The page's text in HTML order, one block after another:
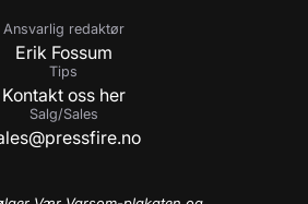
Ansvarlig redaktør
Erik Fossum
Tips
Kontakt oss her
Salg/Sales